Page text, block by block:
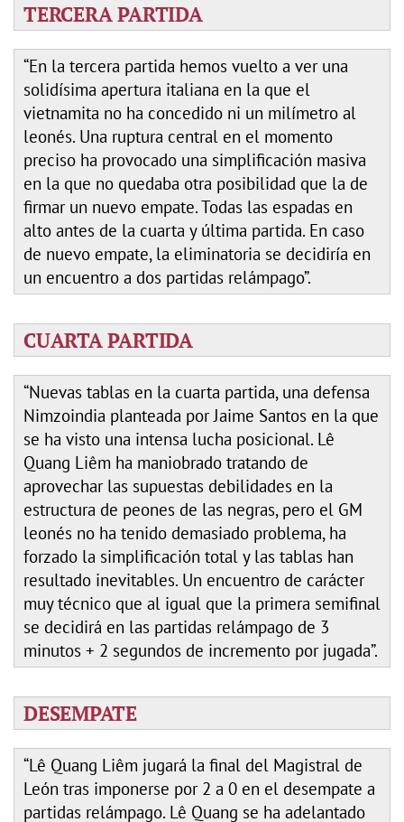
TERCERA PARTIDA
“En la tercera partida hemos vuelto a ver una
solidísima apertura italiana en la que el
vietnamita no ha concedido ni un milímetro al
leonés. Una ruptura central en el momento
preciso ha provocado una simplificación masiva
en la que no quedaba otra posibilidad que la de
firmar un nuevo empate. Todas las espadas en
alto antes de la cuarta y última partida. En caso
de nuevo empate, la eliminatoria se decidiría en
un encuentro a dos partidas relámpago”.
CUARTA PARTIDA
“Nuevas tablas en la cuarta partida, una defensa
Nimzoindia planteada por Jaime Santos en la que
se ha visto una intensa lucha posicional. Lê
Quang Liêm ha maniobrado tratando de
aprovechar las supuestas debilidades en la
estructura de peones de las negras, pero el GM
leonés no ha tenido demasiado problema, ha
forzado la simplificación total y las tablas han
resultado inevitables. Un encuentro de carácter
muy técnico que al igual que la primera semifinal
se decidirá en las partidas relámpago de 3
minutos + 2 segundos de incremento por jugada”.
DESEMPATE
“Lê Quang Liêm jugará la final del Magistral de
León tras imponerse por 2 a 0 en el desempate a
partidas relámpago. Lê Quang se ha adelantado